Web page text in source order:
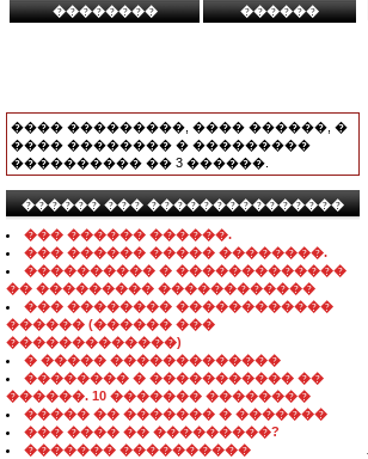
���� ���������, ���� ������, �
���� �������� � ���������
���������� �� 3 ������.
������ ��� ���������������
��� ������ ������.
��� ������ ����� ��������.
���������� � �������������
�� ��������� ������������
��� �������� ������������
������ (������ ���
�������������)
� ����� �������������
�������� � ����������� ��
������. 10 ������� ��������
����� �� ������� � �������
��� ���� �� ���������?
������� ����������